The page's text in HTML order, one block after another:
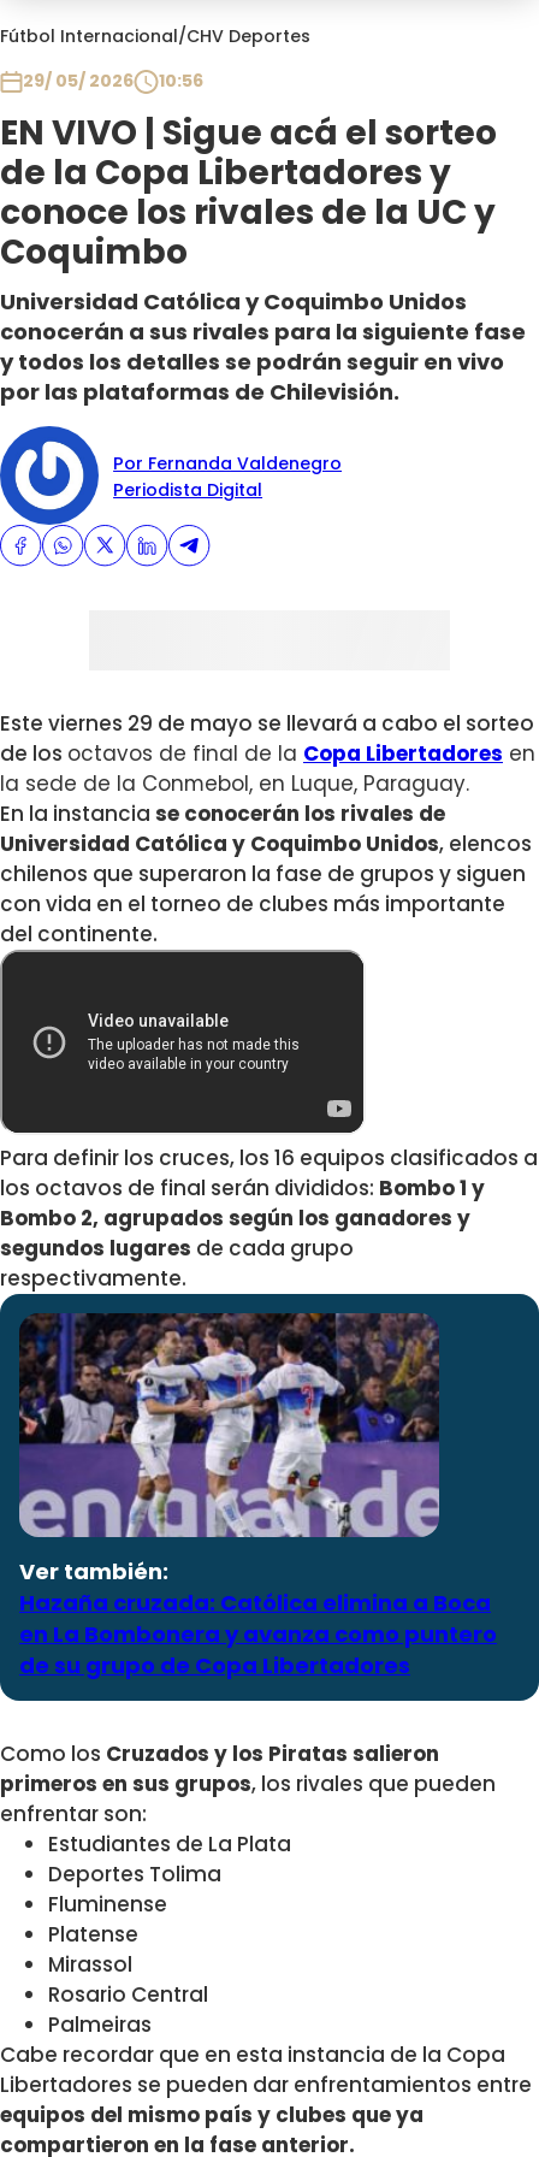
Fútbol Internacional/CHV Deportes
29/ 05/ 2026
10:56
EN VIVO | Sigue acá el sorteo
de la Copa Libertadores y
conoce los rivales de la UC y
Coquimbo
Universidad Católica y Coquimbo Unidos
conocerán a sus rivales para la siguiente fase
y todos los detalles se podrán seguir en vivo
por las plataformas de Chilevisión.
Por Fernanda Valdenegro
Periodista Digital
Este viernes 29 de mayo se llevará a cabo el sorteo
de los octavos de final de la Copa Libertadores en
la sede de la Conmebol, en Luque, Paraguay.
En la instancia se conocerán los rivales de
Universidad Católica y Coquimbo Unidos, elencos
chilenos que superaron la fase de grupos y siguen
con vida en el torneo de clubes más importante
del continente.
Para definir los cruces, los 16 equipos clasificados a
los octavos de final serán divididos: Bombo 1 y
Bombo 2, agrupados según los ganadores y
segundos lugares de cada grupo
respectivamente.
Ver también:
Hazaña cruzada: Católica elimina a Boca
en La Bombonera y avanza como puntero
de su grupo de Copa Libertadores
Como los Cruzados y los Piratas salieron
primeros en sus grupos, los rivales que pueden
enfrentar son:
Estudiantes de La Plata
Deportes Tolima
Fluminense
Platense
Mirassol
Rosario Central
Palmeiras
Cabe recordar que en esta instancia de la Copa
Libertadores se pueden dar enfrentamientos entre
equipos del mismo país y clubes que ya
compartieron en la fase anterior.
Programas
Club De La Comedia
Contigo en Directo
Plan Perfecto
El Tiempo
Sabingo
Todos Los Programas